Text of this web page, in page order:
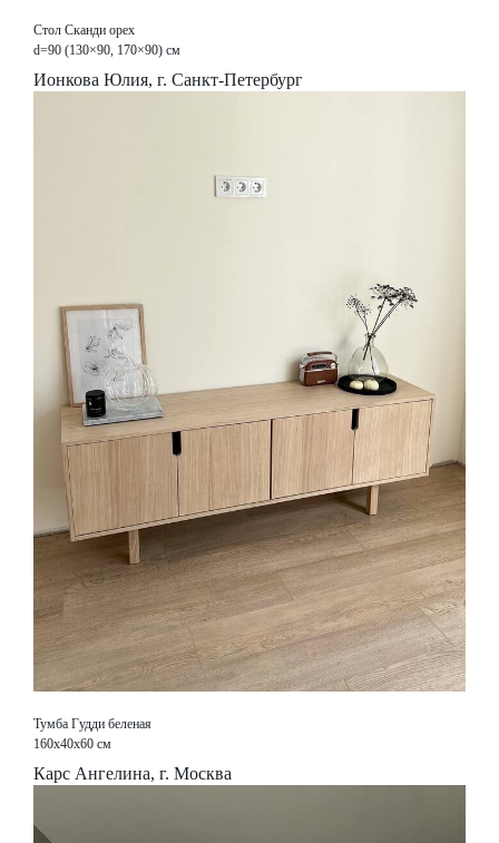
Стол Сканди орех
d=90 (130×90, 170×90) см
Ионкова Юлия, г. Санкт-Петербург
Тумба Гудди беленая
160х40х60 см
Карс Ангелина, г. Москва